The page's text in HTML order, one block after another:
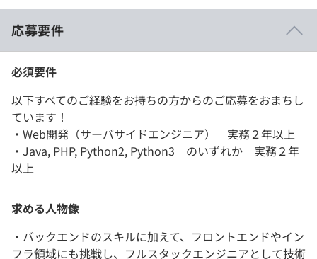
応募要件
必須要件
以下すべてのご経験をお持ちの方からのご応募をおまちし
ています！
・Web開発（サーバサイドエンジニア） 実務２年以上
・Java, PHP, Python2, Python3 のいずれか 実務２年
以上
求める人物像
・バックエンドのスキルに加えて、フロントエンドやイン
フラ領域にも挑戦し、フルスタックエンジニアとして技術